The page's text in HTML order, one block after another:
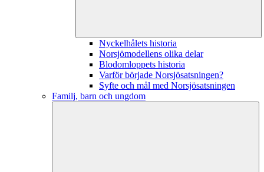
Nyckelhålets historia
Norsjömodellens olika delar
Blodomloppets historia
Varför började Norsjösatsningen?
Syfte och mål med Norsjösatsningen
Familj, barn och ungdom